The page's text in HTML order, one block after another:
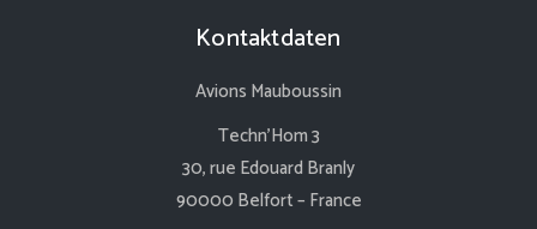
Kontaktdaten
Avions Mauboussin
Techn’Hom 3
30, rue Edouard Branly
90000 Belfort – France